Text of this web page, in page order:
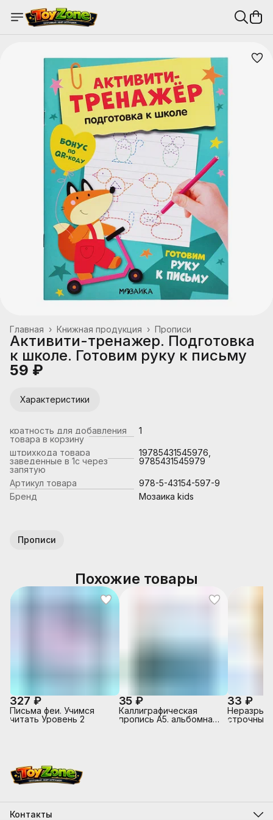
Прописи
Книжная продукция ›
Главная ›
Активити-тренажер. Подготовка
к школе. Готовим руку к письму
59 ₽
Характеристики
кратность для добавления
товара в корзину
1
штрихкода товара
заведенные в 1с через
запятую
19785431545976,
9785431545979
Артикул товара
978-5-43154-597-9
Бренд
Мозаика kids
Прописи
Похожие товары
327 ₽
Письма феи. Учимся
читать Уровень 2
35 ₽
Каллиграфическая
пропись А5. альбомная.
33 ₽
строчные
Контакты